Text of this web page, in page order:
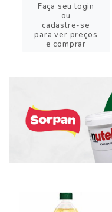
Faça seu login
ou
cadastre-se
para ver preços
e comprar